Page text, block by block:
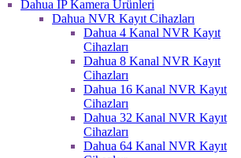
Dahua İP Kamera Ürünleri
Dahua NVR Kayıt Cihazları
Dahua 4 Kanal NVR Kayıt
Cihazları
Dahua 8 Kanal NVR Kayıt
Cihazları
Dahua 16 Kanal NVR Kayıt
Cihazları
Dahua 32 Kanal NVR Kayıt
Cihazları
Dahua 64 Kanal NVR Kayıt